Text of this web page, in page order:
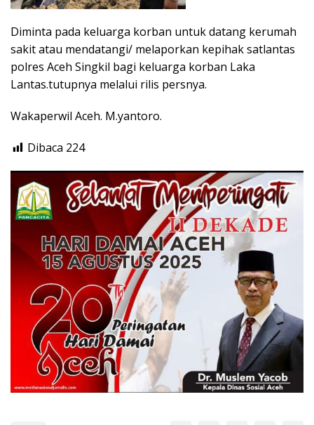
Diminta pada keluarga korban untuk datang kerumah
sakit atau mendatangi/ melaporkan kepihak satlantas
polres Aceh Singkil bagi keluarga korban Laka
Lantas.tutupnya melalui rilis persnya.
Wakaperwil Aceh. M.yantoro.
Dibaca 224